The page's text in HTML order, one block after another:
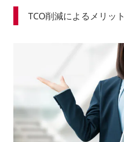
TCO削減によるメリット